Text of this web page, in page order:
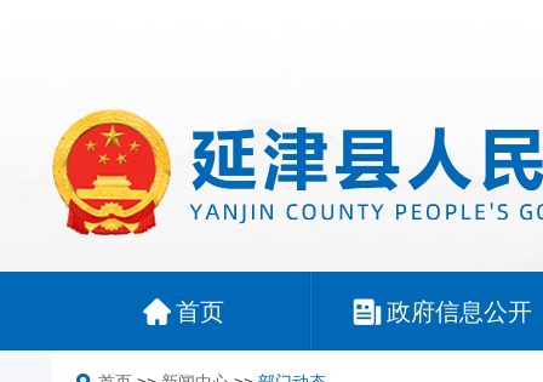
首页 政府信息公开